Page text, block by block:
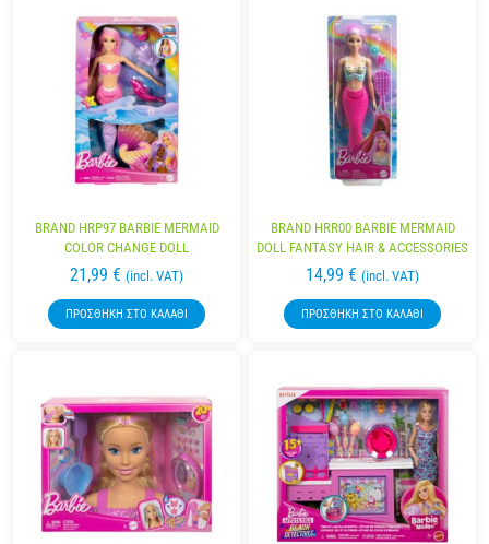
BRAND HRP97 BARBIE MERMAID
COLOR CHANGE DOLL
21,99 € (incl. VAT)
ΠΡΟΣΘΉΚΗ ΣΤΟ ΚΑΛΆΘΙ
BRAND HRR00 BARBIE MERMAID
DOLL FANTASY HAIR & ACCESSORIES
14,99 € (incl. VAT)
ΠΡΟΣΘΉΚΗ ΣΤΟ ΚΑΛΆΘΙ